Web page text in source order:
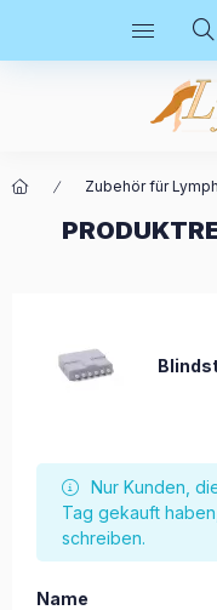
Zubehör für
Nur Kunden,
Tag gekauft
schreiben.
Name